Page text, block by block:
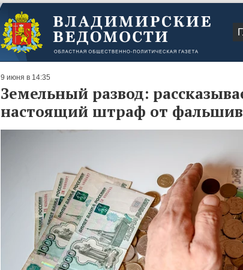
9 июня в 14:35
Земельный развод:
настоящий штраф от